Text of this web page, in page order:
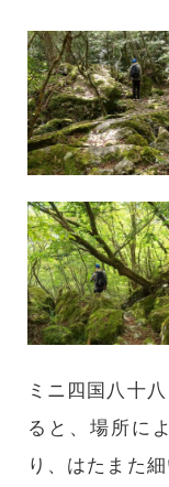
ミニ四国八十
ると、場所に
り、はたまた